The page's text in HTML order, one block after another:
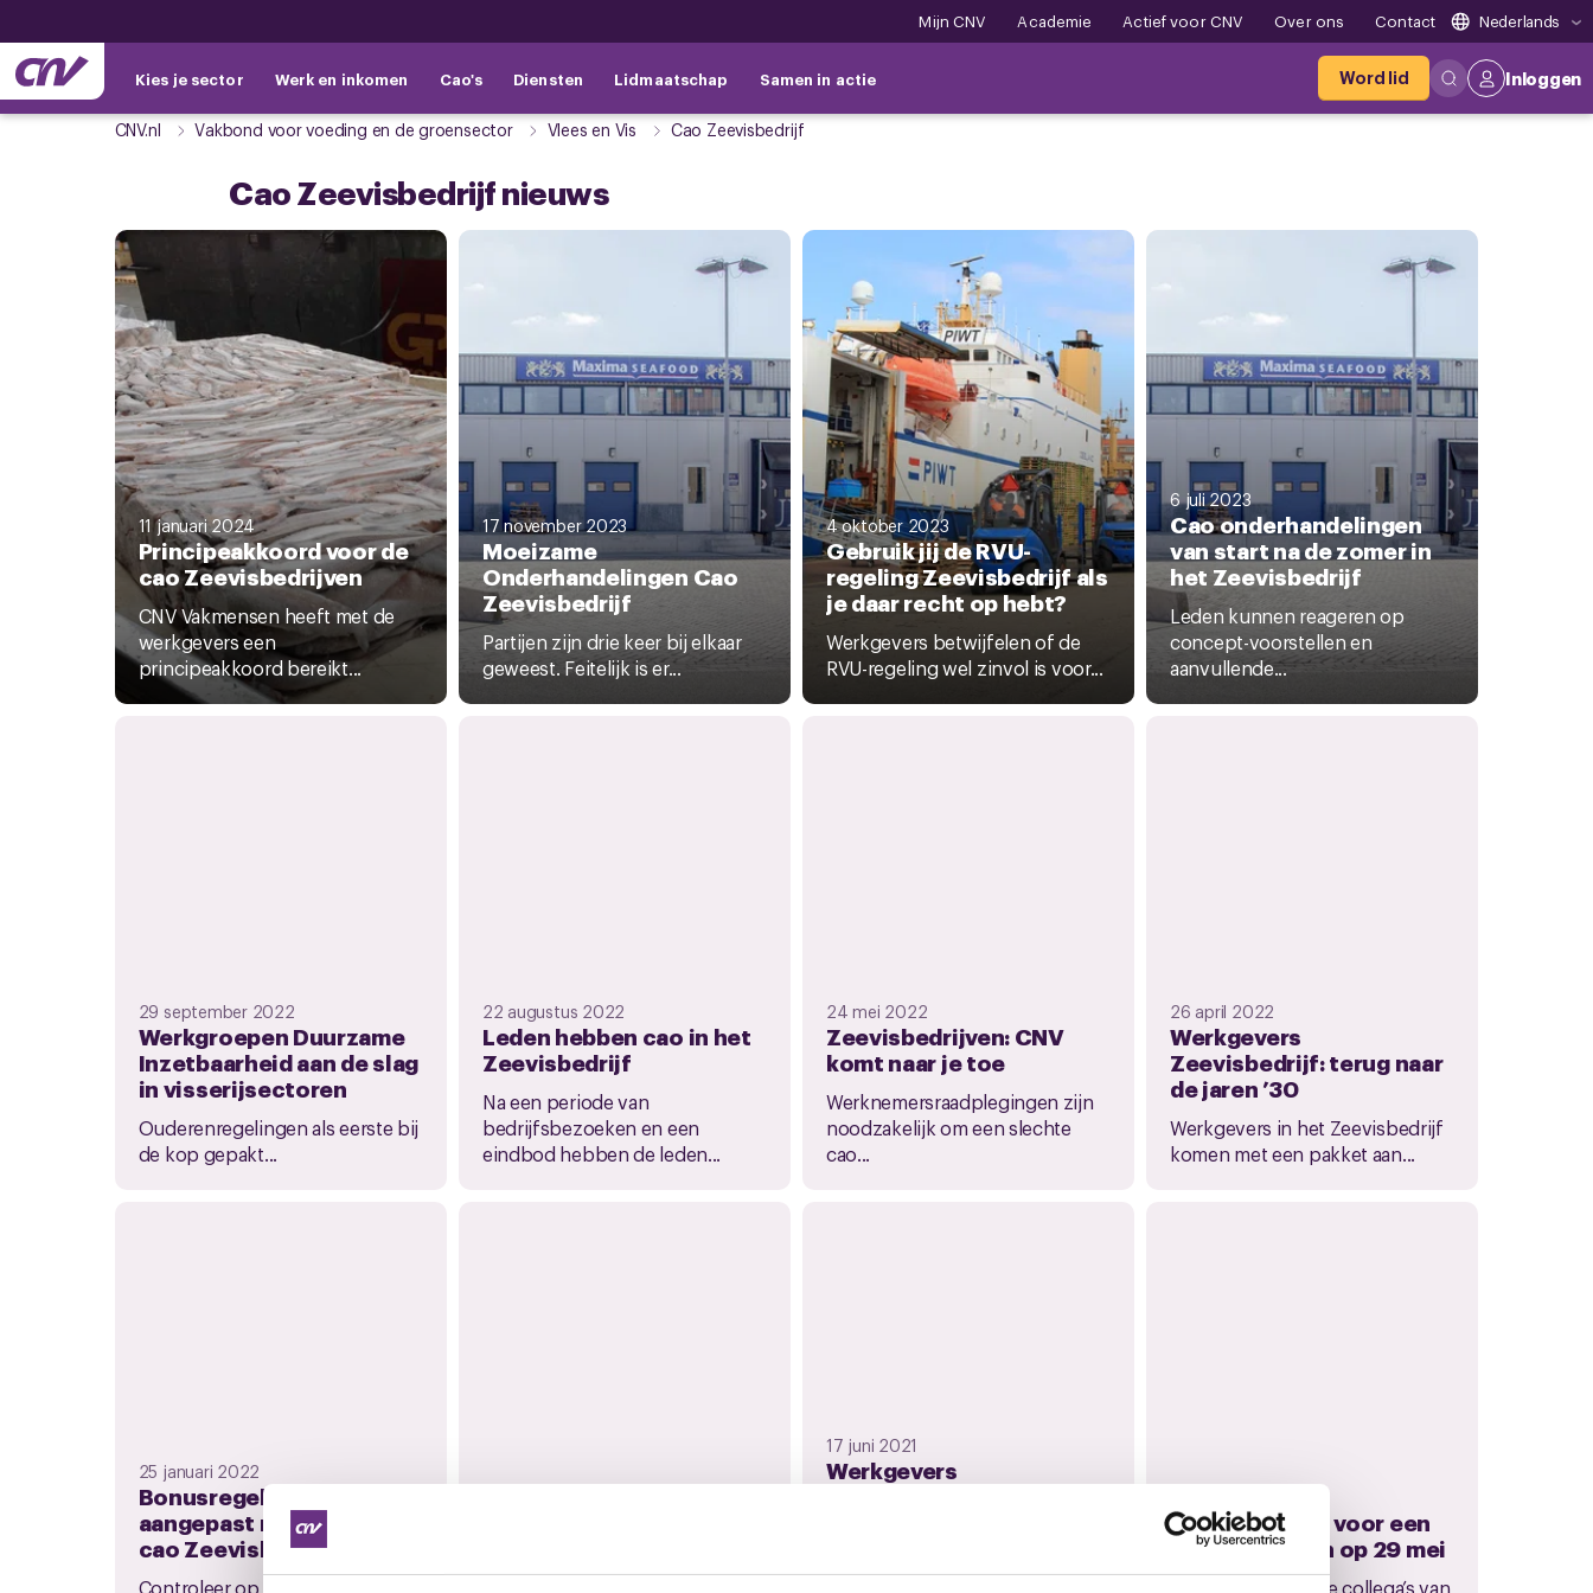
Mijn CNV Academie Actief voor CNV Over ons Contact Nederlands
Kies je sector Werk en inkomen Cao's Diensten Lidmaatschap Samen in actie Word lid Inloggen
CNV.nl Vakbond voor voeding en de groensector Vlees en Vis Cao Zeevisbedrijf
Cao Zeevisbedrijf nieuws
11 januari 2024
Principeakkoord voor de
cao Zeevisbedrijven
CNV Vakmensen heeft met de
werkgevers een
principeakkoord bereikt...
17 november 2023
Moeizame
Onderhandelingen Cao
Zeevisbedrijf
Partijen zijn drie keer bij elkaar
geweest. Feitelijk is er...
4 oktober 2023
Gebruik jij de RVU-
regeling Zeevisbedrijf als
je daar recht op hebt?
Werkgevers betwijfelen of de
RVU-regeling wel zinvol is voor...
6 juli 2023
Cao onderhandelingen
van start na de zomer in
het Zeevisbedrijf
Leden kunnen reageren op
concept-voorstellen en
aanvullende...
29 september 2022
Werkgroepen Duurzame
Inzetbaarheid aan de slag
in visserijsectoren
Ouderenregelingen als eerste bij
de kop gepakt...
22 augustus 2022
Leden hebben cao in het
Zeevisbedrijf
Na een periode van
bedrijfsbezoeken en een
eindbod hebben de leden...
24 mei 2022
Zeevisbedrijven: CNV
komt naar je toe
Werknemersraadplegingen zijn
noodzakelijk om een slechte
cao...
26 april 2022
Werkgevers
Zeevisbedrijf: terug naar
de jaren ’30
Werkgevers in het Zeevisbedrijf
komen met een pakket aan...
25 januari 2022
Bonusregeling 2021 nog
aangepast met 2,5% voor
cao Zeevisbedrijf
Controleer op de loonstrook van
enquête-uitslag
17 juni 2021
Werkgevers
Zeevisbedrijf bieden
Vervolg acties voor een
goed pensioen op 29 mei
Ga weer mee met je collega’s van